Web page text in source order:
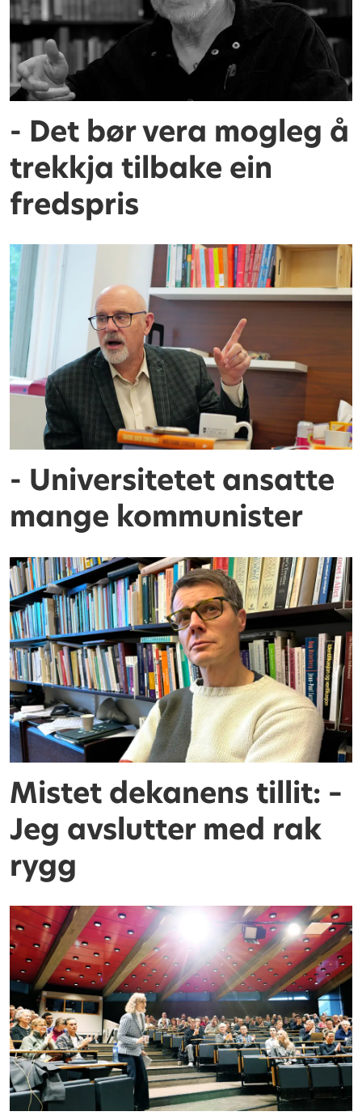
- Det bør vera mogleg å
trekkja tilbake ein
fredspris
- Universitetet ansatte
mange kommunister
Mistet dekanens tillit: –
Jeg avslutter med rak
rygg